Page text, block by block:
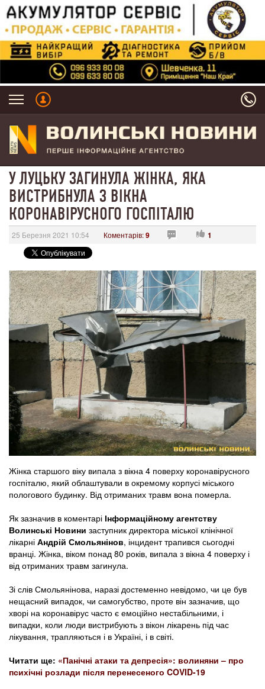
У ЛУЦЬКУ ЗАГИНУЛА ЖІНКА, ЯКА
ВИСТРИБНУЛА З ВІКНА
КОРОНАВІРУСНОГО ГОСПІТАЛЮ
25 Березня 2021 10:54 Коментарів:9 1
Жінка старшого віку випала з вікна 4 поверху коронавірусного
госпіталю, який облаштували в окремому корпусі міського
пологового будинку. Від отриманих травм вона померла.
Як зазначив в коментарі Інформаційному агентству
Волинські Новини заступник директора міської клінічної
лікарні Андрій Смольянінов, інцидент трапився сьогодні
вранці. Жінка, віком понад 80 років, випала з вікна 4 поверху і
від отриманих травм загинула.
Зі слів Смольянінова, наразі достеменно невідомо, чи це був
нещасний випадок, чи самогубство, проте він зазначив, що
хворі на коронавірус часто є емоційно нестабільними, і
випадки, коли люди вистрибують з вікон лікарень під час
лікування, трапляються і в Україні, і в світі.
Читати ще: «Панічні атаки та депресія»: волиняни – про
психічні розлади після перенесеного COVID-19